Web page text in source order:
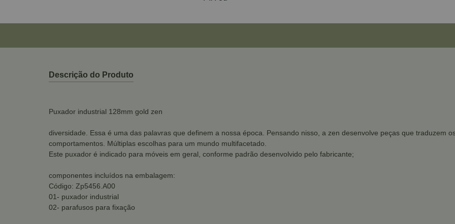
Descrição do Produto
Puxador industrial 128mm gold zen
diversidade. Essa é uma das palavras que definem a nossa época. Pensando nisso, a zen desenvolve peças que traduzem
comportamentos. Múltiplas escolhas para um mundo multifacetado.
Este puxador é indicado para móveis em geral, conforme padrão desenvolvido pelo fabricante;
componentes incluídos na embalagem:
Código: Zp5456.A00
01- puxador industrial
02- parafusos para fixação